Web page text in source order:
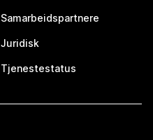
Samarbeidspartnere
Juridisk
Tjenestestatus